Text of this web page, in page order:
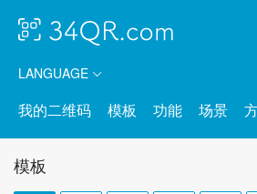
LANGUAGE
我的二维码 模板 功能 场景
模板